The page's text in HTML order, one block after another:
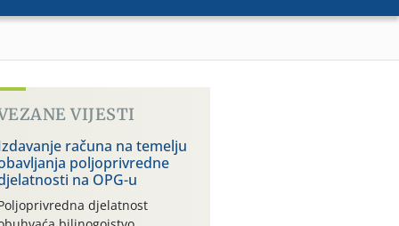
VIJESTI
računa na temelju
poljoprivredne
na OPG-u
djelatnost